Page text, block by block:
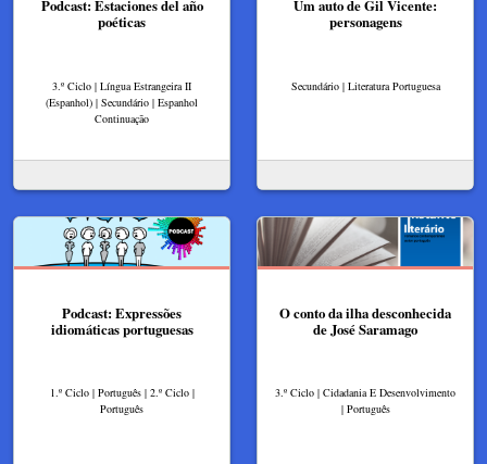
Podcast: Estaciones del año
poéticas
3.º Ciclo | Língua Estrangeira II
(Espanhol) | Secundário | Espanhol
Continuação
Um auto de Gil Vicente:
personagens
Secundário | Literatura Portuguesa
Podcast: Expressões
idiomáticas portuguesas
1.º Ciclo | Português | 2.º Ciclo |
Português
O conto da ilha desconhecida
de José Saramago
3.º Ciclo | Cidadania E Desenvolvimento
| Português